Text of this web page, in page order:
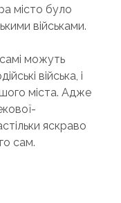
місто було
військами.
можуть
війська, і
міста. Адже
яскраво
сам.